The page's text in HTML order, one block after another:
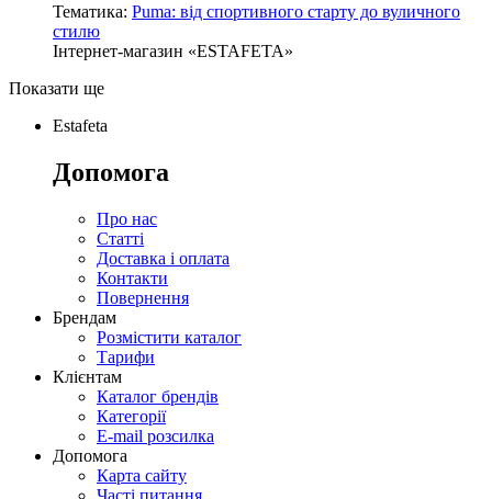
Тематика: Puma: від спортивного старту до вуличного
стилю
Інтернет-магазин «ESTAFETA»
Показати ще
Estafeta
Допомога
Про нас
Статті
Доставка і оплата
Контакти
Повернення
Брендам
Розмістити каталог
Тарифи
Клієнтам
Каталог брендів
Категорії
E-mail розсилка
Допомога
Карта сайту